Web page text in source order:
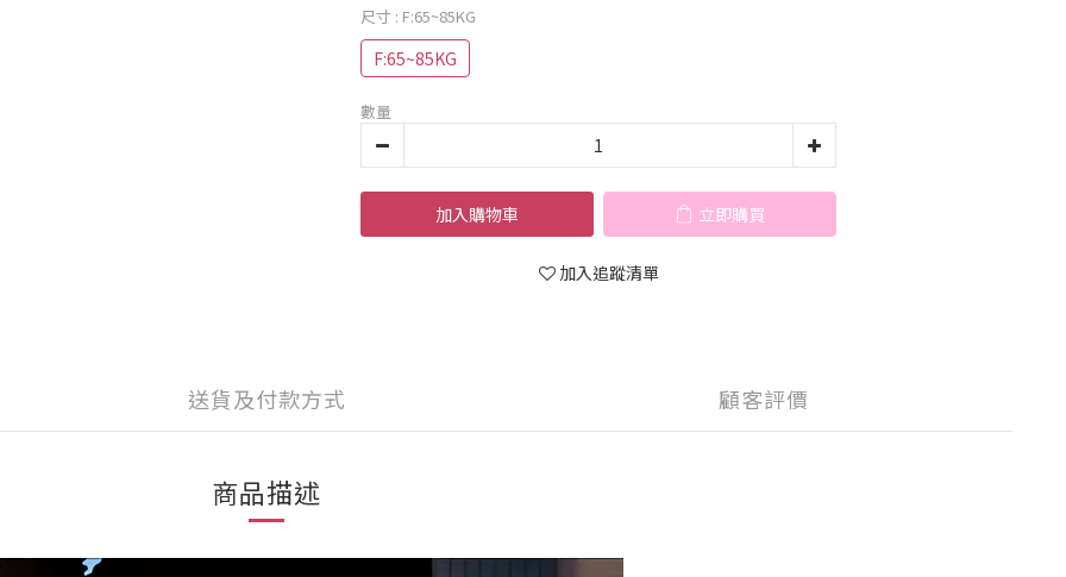
尺寸 : F:65~85KG
F:65~85KG
數量
加入購物車 立即購買
加入追蹤清單
送貨及付款方式 顧客評價
商品描述